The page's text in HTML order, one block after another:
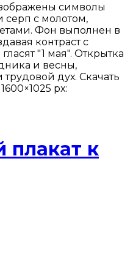
символы
серп с молотом,
Фон выполнен в
контраст с
"1 мая". Открытка
и весны,
дух. Скачать
px:
плакат к